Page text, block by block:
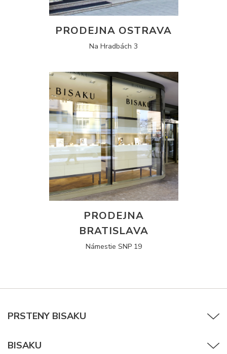
PRODEJNA OSTRAVA
Na Hradbách 3
PRODEJNA
BRATISLAVA
Námestie SNP 19
PRSTENY BISAKU
BISAKU